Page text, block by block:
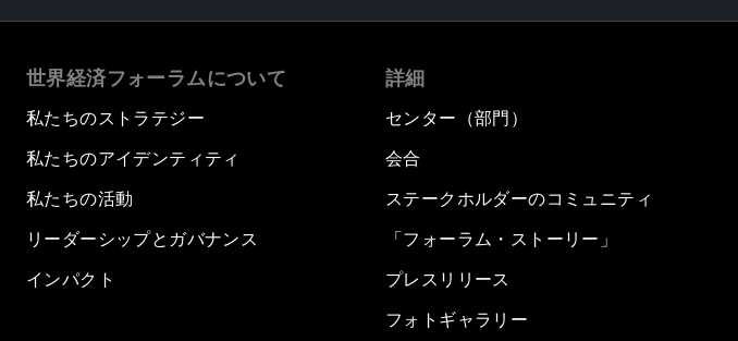
世界経済フォーラムについて
私たちのストラテジー
私たちのアイデンティティ
私たちの活動
リーダーシップとガバナンス
インパクト
詳細
センター（部門）
会合
ステークホルダーのコミュニティ
「フォーラム・ストーリー」
プレスリリース
フォトギャラリー